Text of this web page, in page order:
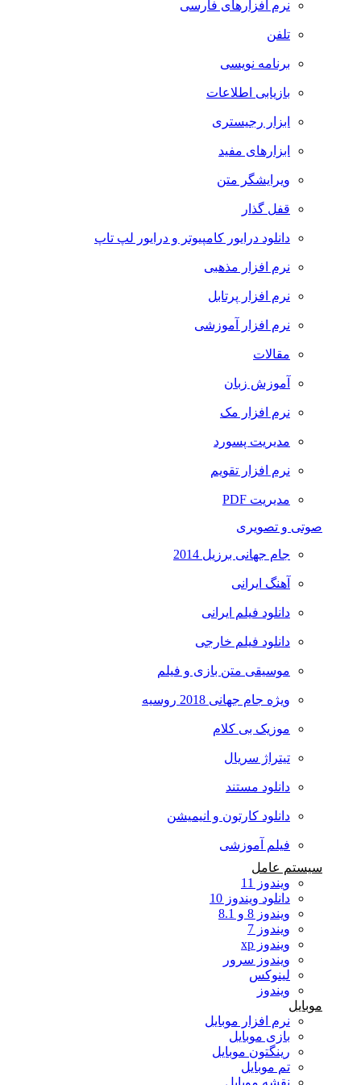
نرم افزارهای فارسی
تلفن
برنامه نویسی
بازیابی اطلاعات
ابزار رجیستری
ابزارهای مفید
ویرایشگر متن
قفل گذار
دانلود درایور کامپیوتر و درایور لپ تاپ
نرم افزار مذهبی
نرم افزار پرتابل
نرم افزار آموزشی
مقالات
آموزش زبان
نرم افزار مک
مدیریت پسورد
نرم افزار تقویم
مدیریت PDF
صوتی و تصویری
جام جهانی برزیل 2014
آهنگ ایرانی
دانلود فیلم ایرانی
دانلود فیلم خارجی
موسیقی متن بازی و فیلم
ویژه جام جهانی 2018 روسیه
موزیک بی کلام
تیتراژ سریال
دانلود مستند
دانلود کارتون و انیمیشن
فیلم آموزشی
سیستم عامل
ویندوز 11
دانلود ویندوز 10
ویندوز 8 و 8.1
ویندوز 7
ویندوز xp
ویندوز سرور
لینوکس
ویندوز
موبایل
نرم افزار موبایل
بازی موبایل
رینگتون موبایل
تم موبایل
نقشه موبایل